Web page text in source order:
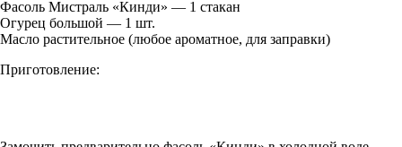
Фасоль Мистраль «Кинди» — 1 стакан
Огурец большой — 1 шт.
Масло растительное (любое ароматное, для заправки)
Приготовление: